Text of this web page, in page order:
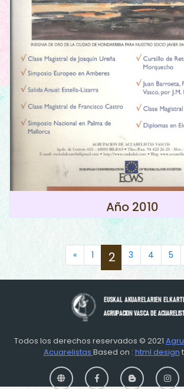
Año 2010
«Previous
1 2 3 4 5
Todos los derechos reservados © 2021
Acuarelistas Based on : html design